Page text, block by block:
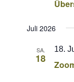
Juli 2026
SA.
18
18.